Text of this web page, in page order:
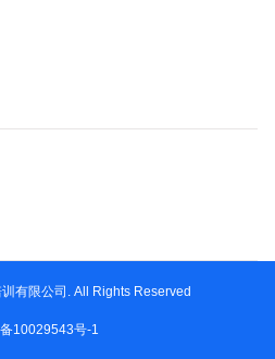
有限公司. All Rights Reserved
10029543号-1